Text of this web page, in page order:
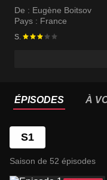
Mixo, Raoul et
aventures
De : Eugène Boitsov
Pays : France
S.
ÉPISODES À
S1
Saison de 52 épisodes